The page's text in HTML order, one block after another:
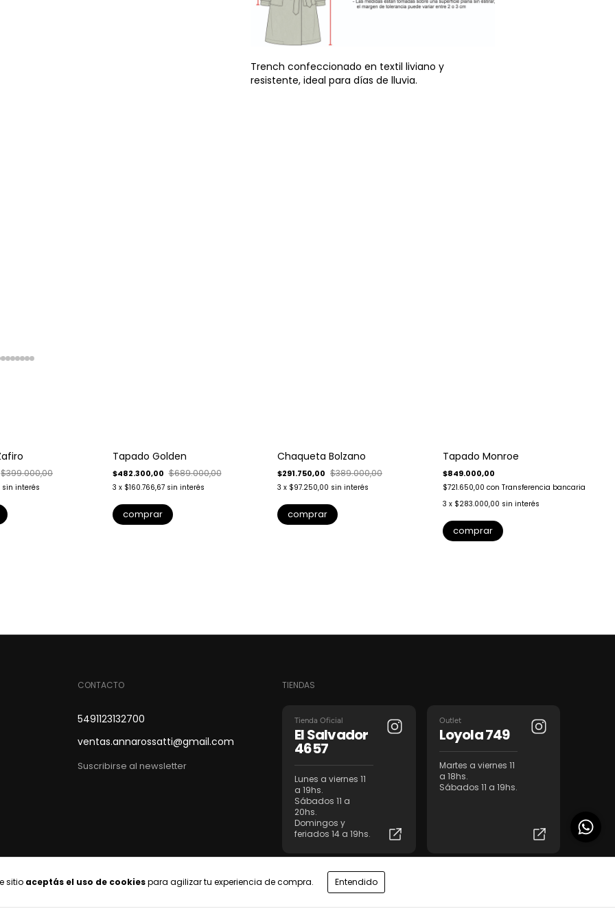
sitio aceptás el uso de cookiespara agilizar tu experiencia de compra. Entendido
Trench confeccionado en textil liviano y
resistente, ideal para días de lluvia.
$399.000,00
sin interés
Tapado Golden
$482.300,00 $689.000,00
3 x $160.766,67 sin interés
comprar
Chaqueta Bolzano
$291.750,00 $389.000,00
3 x $97.250,00 sin interés
comprar
Tapado Monroe
$849.000,00
$721.650,00 con Transferencia bancaria
3 x $283.000,00 sin interés
comprar
CONTACTO
5491123132700
ventas.annarossatti@gmail.com
Suscribirse al newsletter
TIENDAS
Tienda Oficial
El Salvador
4657
Lunes a viernes 11
a 19hs.
Sábados 11 a
20hs.
Domingos y
feriados 14 a 19hs.
Outlet
Loyola 749
Martes a viernes 11
a 18hs.
Sábados 11 a 19hs.
Venta Mayorista